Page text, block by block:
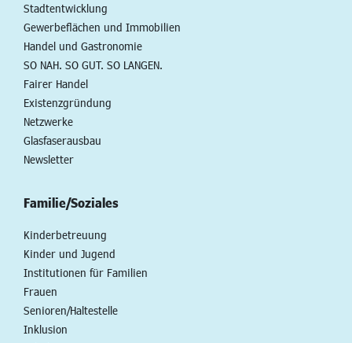
Stadtentwicklung
Gewerbeflächen und Immobilien
Handel und Gastronomie
SO NAH. SO GUT. SO LANGEN.
Fairer Handel
Existenzgründung
Netzwerke
Glasfaserausbau
Newsletter
Familie/Soziales
Kinderbetreuung
Kinder und Jugend
Institutionen für Familien
Frauen
Senioren/Haltestelle
Inklusion